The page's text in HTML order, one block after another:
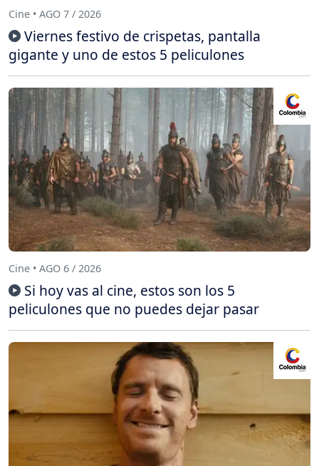
Cine • AGO 7 / 2026
Viernes festivo de crispetas, pantalla
gigante y uno de estos 5 peliculones
Cine • AGO 6 / 2026
Si hoy vas al cine, estos son los 5
peliculones que no puedes dejar pasar